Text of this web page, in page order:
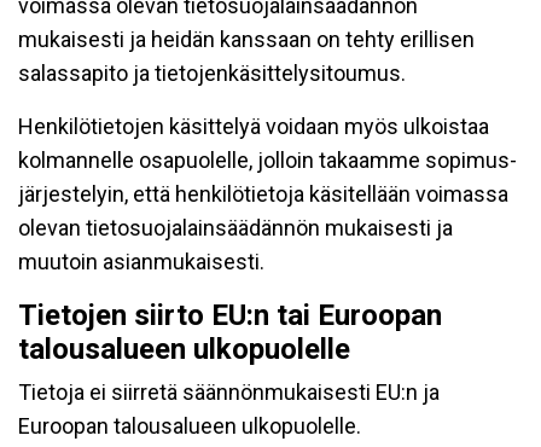
voimassa olevan tietosuojalainsäädännön
mukaisesti ja heidän kanssaan on tehty erillisen
salassapito ja tietojenkäsittelysitoumus.
Henkilötietojen käsittelyä voidaan myös ulkoistaa
kolmannelle osapuolelle, jolloin takaamme sopimus-
järjestelyin, että henkilötietoja käsitellään voimassa
olevan tietosuojalainsäädännön mukaisesti ja
muutoin asianmukaisesti.
Tietojen siirto EU:n tai Euroopan
talousalueen ulkopuolelle
Tietoja ei siirretä säännönmukaisesti EU:n ja
Euroopan talousalueen ulkopuolelle.